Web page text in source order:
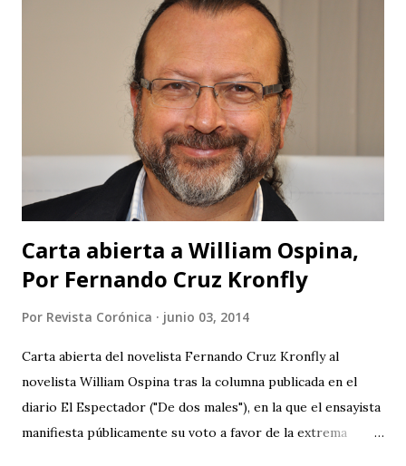
festival, ¿no hay en Santander gente profesional que pueda
organizar un evento de esta magnitud y no se quede sólo
en publicidad y grandes ambiciones? Muy buena su
intención de traer cultura a Barichara, pero subestiman al
público de un modo vergonzoso. El público de Barichara es
gente que ha tenido acceso a la cultura y los que no lo han
tenido no son tan ciegos para no notar las fallas. Pero para
que no se crea que...
Carta abierta a William Ospina,
Por Fernando Cruz Kronfly
Por Revista Corónica junio 03, 2014
Carta abierta del novelista Fernando Cruz Kronfly al
novelista William Ospina tras la columna publicada en el
diario El Espectador ("De dos males"), en la que el ensayista
manifiesta públicamente su voto a favor de la extrema